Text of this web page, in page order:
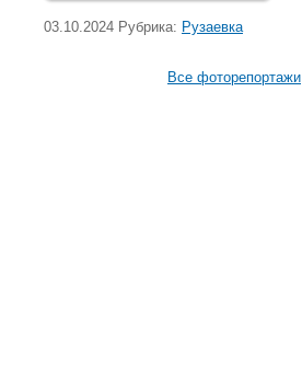
03.10.2024 Рубрика: Рузаевка
Все фоторепортажи